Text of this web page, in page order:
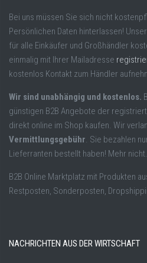
Bei uns müssen Sie sich nicht
Persönlichen Daten hinterlassen!
für alle Einkäufer und Großhändler
einmalig mit Ihrer Mailadresse
kostenlos Kontakt zum Händler
Wir sind unabhängig und kostenlos.
günstigen B2B Angebote der
direkt online im Shop kaufen. Wir
Vermittlungsgebühr. Sie bezahlen
Lieferranten bestellt haben! Mehr nicht.
B2B Online Marktplatz mit Produkten
Restposten, Sonderposten,
NACHRICHTEN AUS DER WIRTSCHAFT